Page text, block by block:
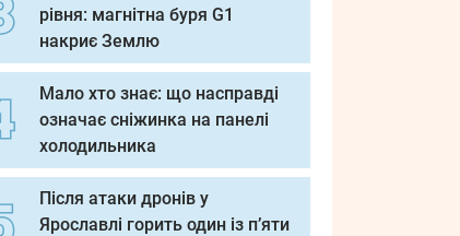
рівня: магнітна буря G1
накриє Землю
Мало хто знає: що насправді
означає сніжинка на панелі
холодильника
Після атаки дронів у
Ярославлі горить один із п’яти